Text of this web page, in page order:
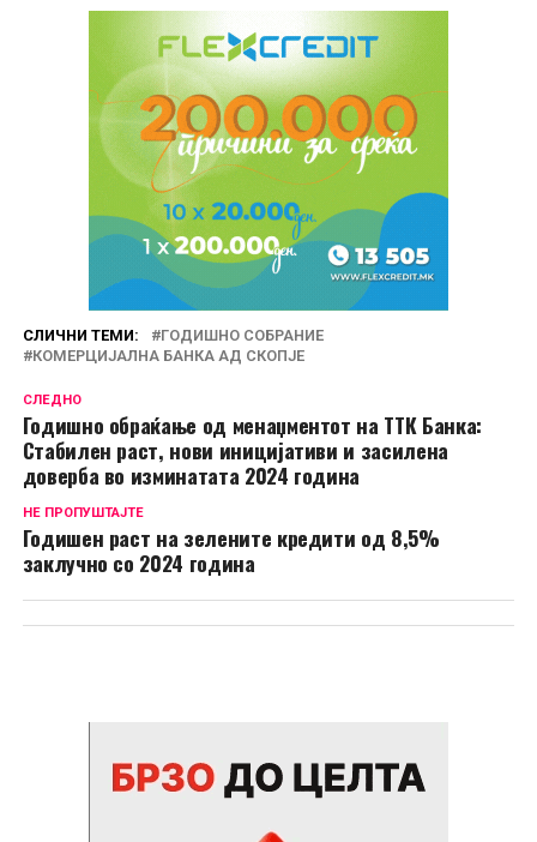
СЛИЧНИ ТЕМИ:
ГОДИШНО СОБРАНИЕ
КОМЕРЦИЈАЛНА БАНКА АД СКОПЈЕ
СЛЕДНО
Годишно обраќање од менаџментот на ТТК Банка:
Стабилен раст, нови иницијативи и засилена
доверба во изминатата 2024 година
НЕ ПРОПУШТАЈТЕ
Годишен раст на зелените кредити од 8,5%
заклучно со 2024 година